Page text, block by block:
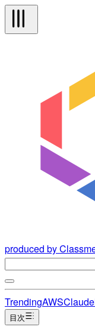
produced by
TrendingAWSClaude
目次